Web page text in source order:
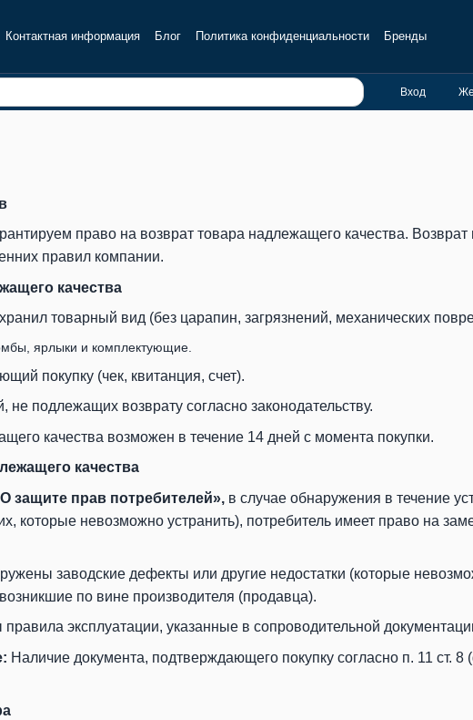
Контактная информация Блог Политика конфиденциальности
Бренды
Вход
право на возврат товара надлежащего качества.
правил компании.
качества
товарный вид (без царапин, загрязнений, механических
ярлыки и комплектующие.
покупку (чек, квитанция, счет).
не подлежащих возврату согласно законодательству.
качества возможен в течение 14 дней с момента покупки.
качества
защите прав потребителей», в случае обнаружения в течение
которые невозможно устранить), потребитель имеет право на
заводские дефекты или другие недостатки (которые
по вине производителя (продавца).
эксплуатации, указанные в сопроводительной
Наличие документа, подтверждающего покупку согласно п. 11 ст. 8